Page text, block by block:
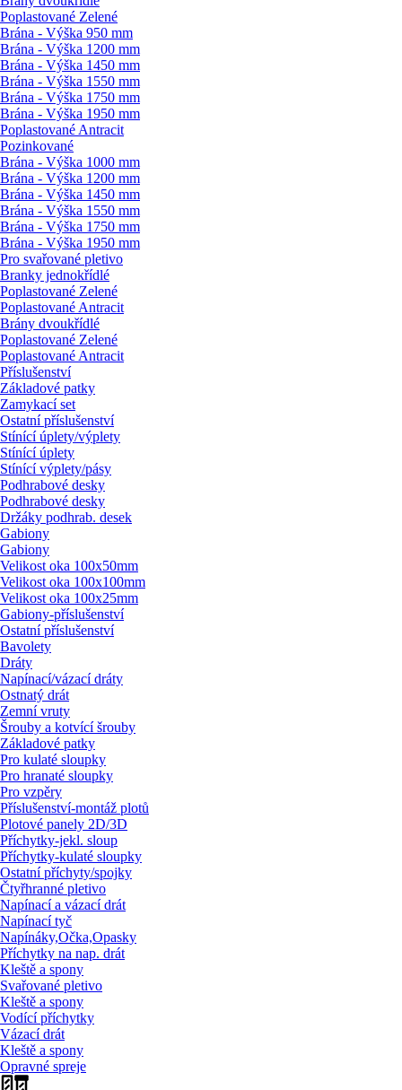
Poplastované Zelené
Brána - Výška 950 mm
Brána - Výška 1200 mm
Brána - Výška 1450 mm
Brána - Výška 1550 mm
Brána - Výška 1750 mm
Brána - Výška 1950 mm
Poplastované Antracit
Pozinkované
Brána - Výška 1000 mm
Brána - Výška 1200 mm
Brána - Výška 1450 mm
Brána - Výška 1550 mm
Brána - Výška 1750 mm
Brána - Výška 1950 mm
Pro svařované pletivo
Branky jednokřídlé
Poplastované Zelené
Poplastované Antracit
Brány dvoukřídlé
Poplastované Zelené
Poplastované Antracit
Příslušenství
Základové patky
Zamykací set
Ostatní příslušenství
Stínící úplety/výplety
Stínící úplety
Stínící výplety/pásy
Podhrabové desky
Podhrabové desky
Držáky podhrab. desek
Gabiony
Gabiony
Velikost oka 100x50mm
Velikost oka 100x100mm
Velikost oka 100x25mm
Gabiony-příslušenství
Ostatní příslušenství
Bavolety
Dráty
Napínací/vázací dráty
Ostnatý drát
Zemní vruty
Šrouby a kotvící šrouby
Základové patky
Pro kulaté sloupky
Pro hranaté sloupky
Pro vzpěry
Příslušenství-montáž plotů
Plotové panely 2D/3D
Příchytky-jekl. sloup
Příchytky-kulaté sloupky
Ostatní příchyty/spojky
Čtyřhranné pletivo
Napínací a vázací drát
Napínací tyč
Napínáky,Očka,Opasky
Příchytky na nap. drát
Kleště a spony
Svařované pletivo
Kleště a spony
Vodící příchytky
Vázací drát
Kleště a spony
Opravné spreje